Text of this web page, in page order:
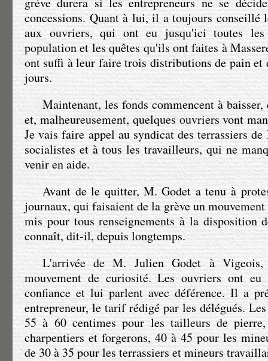
concessions. Quant à lui, il a toujours conseillé
aux ouvriers, qui ont eu jusqu'ici toutes
population et les quêtes qu'ils ont faites à
ont suffi à leur faire trois distributions de pain et
jours.
Maintenant, les fonds commencent à
et, malheureusement, quelques ouvriers vont
Je vais faire appel au syndicat des terrassiers
socialistes et à tous les travailleurs, qui ne
venir en aide.
Avant de le quitter, M. Godet a tenu à
journaux, qui faisaient de la grève un
mis pour tous renseignements à la disposition
connaît, dit-il, depuis longtemps.
L'arrivée deM. Julien Godetà
mouvement de curiosité. Les ouvriers ont
confiance et lui parlent avec déférence. Il a
entrepreneur, le tarif rédigé par les délégués.
55 à 60 centimes pour les tailleurs de
charpentiers et forgerons, 40 à 45 pour les
de 30 à 35 pour les terrassiers et mineurs